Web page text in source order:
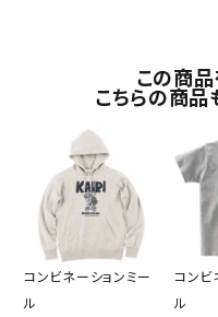
この商
こちらの商品
コンビネーションミー
ル
コンビ
ル